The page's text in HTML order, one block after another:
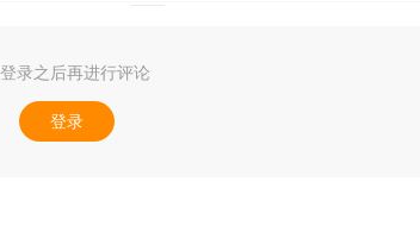
录之后再进行评论
登录